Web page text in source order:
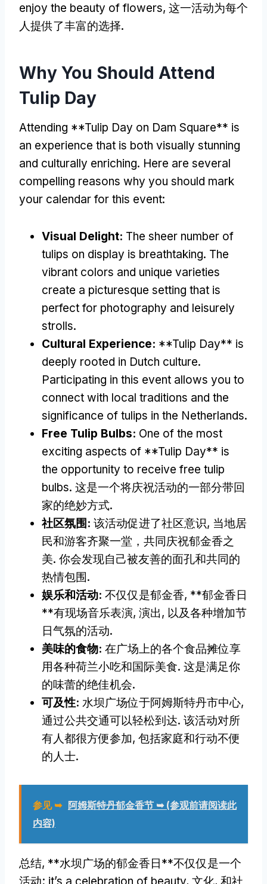
enjoy the beauty of flowers, 这一活动为每个
人提供了丰富的选择.
Why You Should Attend
Tulip Day
Attending **Tulip Day on Dam Square** is
an experience that is both visually stunning
and culturally enriching. Here are several
compelling reasons why you should mark
your calendar for this event:
Visual Delight: The sheer number of
tulips on display is breathtaking. The
vibrant colors and unique varieties
create a picturesque setting that is
perfect for photography and leisurely
strolls.
Cultural Experience: **Tulip Day** is
deeply rooted in Dutch culture.
Participating in this event allows you to
connect with local traditions and the
significance of tulips in the Netherlands.
Free Tulip Bulbs: One of the most
exciting aspects of **Tulip Day** is
the opportunity to receive free tulip
bulbs. 这是一个将庆祝活动的一部分带回
家的绝妙方式.
社区氛围: 该活动促进了社区意识, 当地居
民和游客齐聚一堂，共同庆祝郁金香之
美. 你会发现自己被友善的面孔和共同的
热情包围.
娱乐和活动: 不仅仅是郁金香, **郁金香日
**有现场音乐表演, 演出, 以及各种增加节
日气氛的活动.
美味的食物: 在广场上的各个食品摊位享
用各种荷兰小吃和国际美食. 这是满足你
的味蕾的绝佳机会.
可及性: 水坝广场位于阿姆斯特丹市中心,
通过公共交通可以轻松到达. 该活动对所
有人都很方便参加, 包括家庭和行动不便
的人士.
参见 ➥ 阿姆斯特丹郁金香节 ➥ (参观前请阅读此
内容)
总结, **水坝广场的郁金香日**不仅仅是一个
活动; it’s a celebration of beauty, 文化, 和社